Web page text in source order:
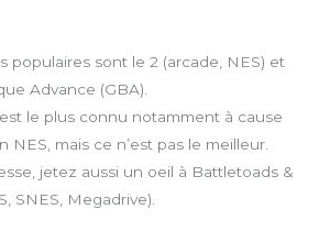
populaires sont le 2 (arcade, NES) et
Advance (GBA).
le plus connu notamment à cause
NES, mais ce n’est pas le meilleur.
jetez aussi un oeil à Battletoads &
SNES, Megadrive).